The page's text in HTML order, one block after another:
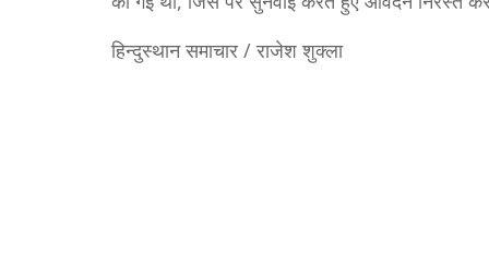
हिन्दुस्थान समाचार / राजेश शुक्ला